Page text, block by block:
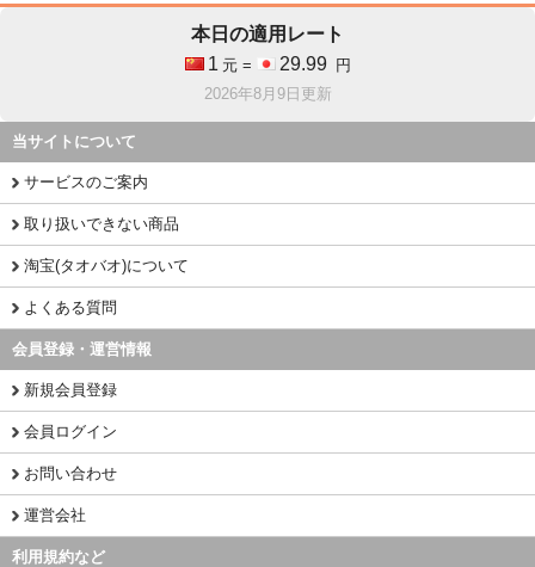
本日の適用レート
1 元 = 29.99
円
2026年8月9日更新
当サイトについて
サービスのご案内
取り扱いできない商品
淘宝(タオバオ)について
よくある質問
会員登録・運営情報
新規会員登録
会員ログイン
お問い合わせ
運営会社
利用規約など